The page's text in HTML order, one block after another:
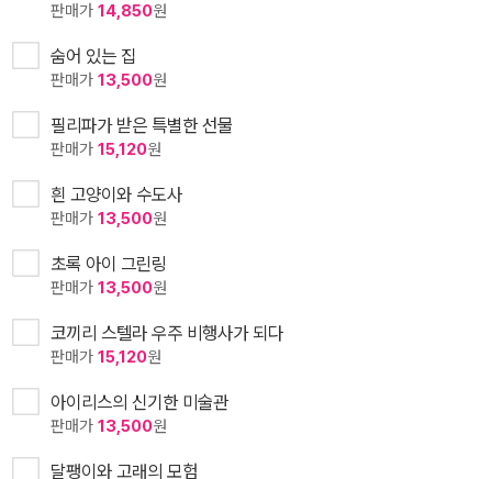
판매가 14,850원
숨어 있는 집
판매가 13,500원
필리파가 받은 특별한 선물
판매가 15,120원
흰 고양이와 수도사
판매가 13,500원
초록 아이 그린링
판매가 13,500원
코끼리 스텔라 우주 비행사가 되다
판매가 15,120원
아이리스의 신기한 미술관
판매가 13,500원
달팽이와 고래의 모험